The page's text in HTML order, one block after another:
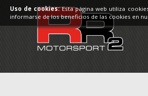
Uso de cookies:Esta página web utiliza
informarse de los beneficios de las cookies en